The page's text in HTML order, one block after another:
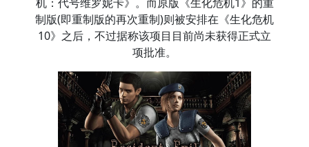
制版(即重制版的再次重制)则被安排在《生化危机
10》之后，不过据称该项目目前尚未获得正式立
项批准。